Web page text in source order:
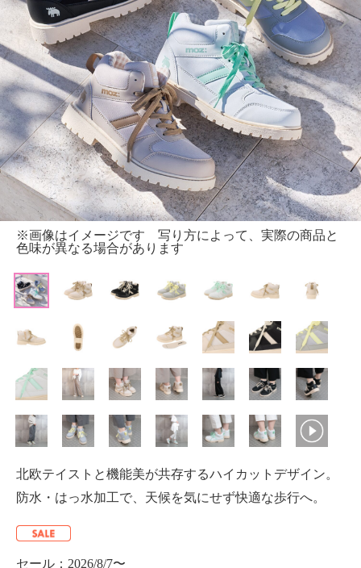
※画像はイメージです 写り方によって、実際の商品と
色味が異なる場合があります
北欧テイストと機能美が共存するハイカットデザイン。
防水・はっ水加工で、天候を気にせず快適な歩行へ。
セール：2026/8/7〜